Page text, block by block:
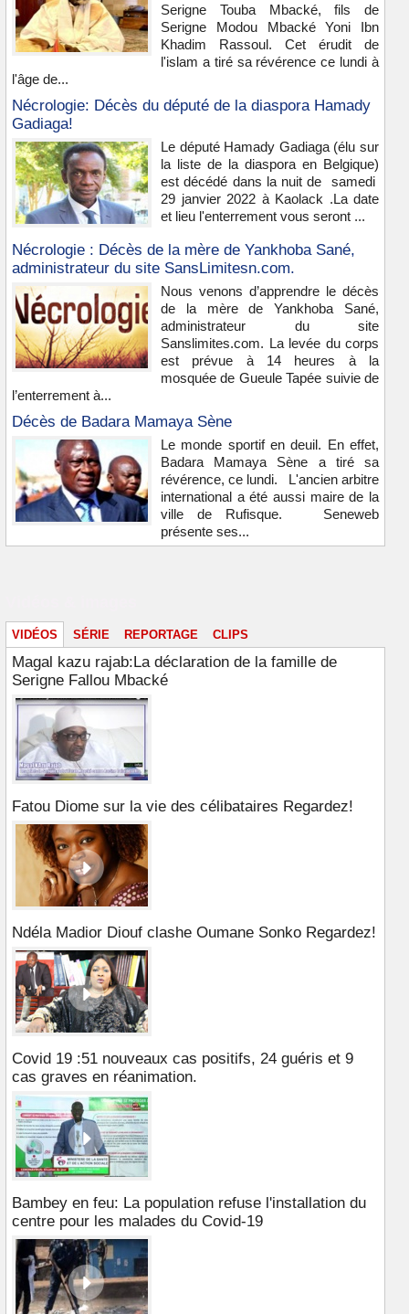
Serigne Touba Mbacké, fils de
Serigne Modou Mbacké Yoni Ibn
Khadim Rassoul. Cet érudit de
l'islam a tiré sa révérence ce lundi à
l'âge de...
Nécrologie: Décès du député de la diaspora Hamady
Gadiaga!
Le député Hamady Gadiaga (élu sur
la liste de la diaspora en Belgique)
est décédé dans la nuit de samedi
29 janvier 2022 à Kaolack .La date
et lieu l'enterrement vous seront ...
Nécrologie : Décès de la mère de Yankhoba Sané,
administrateur du site SansLimitesn.com.
Nous venons d’apprendre le décès
de la mère de Yankhoba Sané,
administrateur du site
Sanslimites.com. La levée du corps
est prévue à 14 heures à la
mosquée de Gueule Tapée suivie de
l’enterrement à...
Décès de Badara Mamaya Sène
Le monde sportif en deuil. En effet,
Badara Mamaya Sène a tiré sa
révérence, ce lundi. L'ancien arbitre
international a été aussi maire de la
ville de Rufisque. Seneweb
présente ses...
VIDÉOS SÉRIE REPORTAGE CLIPS
Magal kazu rajab:La déclaration de la famille de
Serigne Fallou Mbacké
Fatou Diome sur la vie des célibataires Regardez!
Ndéla Madior Diouf clashe Oumane Sonko Regardez!
Covid 19 :51 nouveaux cas positifs, 24 guéris et 9
cas graves en réanimation.
Bambey en feu: La population refuse l'installation du
centre pour les malades du Covid-19